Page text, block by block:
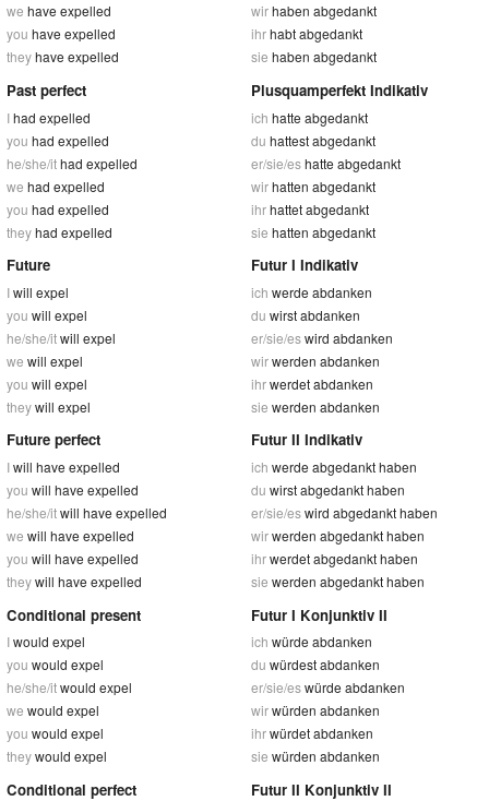
we have expelled
you have expelled
theyhave expelled
wirhaben abgedankt
ihrhabt abgedankt
sie haben abgedankt
Past perfect
Ihad expelled
you had expelled
he/she/ithad expelled
we had expelled
you had expelled
theyhad expelled
Plusquamperfekt Indikativ
ich hatte abgedankt
du hattest abgedankt
er/sie/eshatte abgedankt
wirhatten abgedankt
ihrhattet abgedankt
sie hatten abgedankt
Future
Iwill expel
you will expel
he/she/itwill expel
we will expel
you will expel
theywill expel
Futur I Indikativ
ich werde abdanken
du wirst abdanken
er/sie/eswird abdanken
wirwerden abdanken
ihrwerdet abdanken
sie werden abdanken
Future perfect
Iwill have expelled
you will have expelled
he/she/itwill have expelled
we will have expelled
you will have expelled
theywill have expelled
Futur II Indikativ
ich werde abgedankt haben
du wirst abgedankt haben
er/sie/eswird abgedankt haben
wirwerden abgedankt haben
ihrwerdet abgedankt haben
sie werden abgedankt haben
Conditional present
Iwould expel
you would expel
he/she/itwould expel
we would expel
you would expel
theywould expel
Futur I Konjunktiv II
ich würde abdanken
du würdest abdanken
er/sie/eswürde abdanken
wirwürden abdanken
ihrwürdet abdanken
sie würden abdanken
Conditional perfect Futur II Konjunktiv II